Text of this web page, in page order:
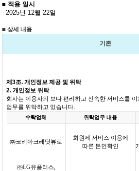
■ 적용 일시
- 2025년 12월 22일
■ 상세 내용
기존
제 3조. 개인정보 제공 및 위탁
2. 개인정보 위탁
회사는 이용자의 보다 편리하고 신속한 서비스를
업무를 위탁하고 있습니다.
수탁업체 위탁업무 내용
㈜코리아크레딧뷰로
회원제 서비스 이용에
따른 본인확인
㈜LG유플러스,